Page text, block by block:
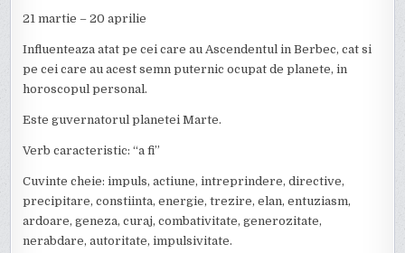
21 martie – 20 aprilie
Influenteaza atat pe cei care au Ascendentul in Berbec, cat si
pe cei care au acest semn puternic ocupat de planete, in
horoscopul personal.
Este guvernatorul planetei Marte.
Verb caracteristic: “a fi”
Cuvinte cheie: impuls, actiune, intreprindere, directive,
precipitare, constiinta, energie, trezire, elan, entuziasm,
ardoare, geneza, curaj, combativitate, generozitate,
nerabdare, autoritate, impulsivitate.